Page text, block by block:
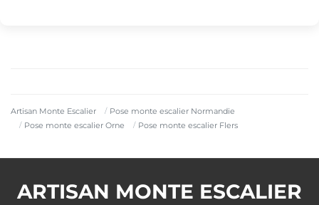
Artisan Monte Escalier
Pose monte escalier Normandie
Pose monte escalier Orne
Pose monte escalier Flers
ARTISAN MONTE ESCALIER